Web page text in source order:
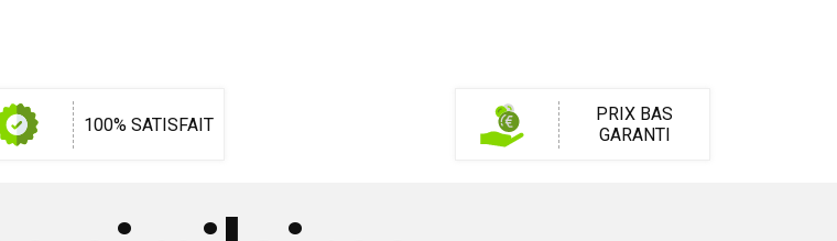
100% SATISFAIT
PRIX BAS
GARANTI